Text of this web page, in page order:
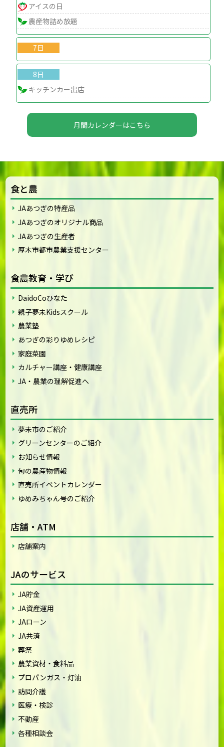
アイスの日
農産物詰め放題
7日
8日
キッチンカー出店
月間カレンダーはこちら
食と農
JAあつぎの特産品
JAあつぎのオリジナル商品
JAあつぎの生産者
厚木市都市農業支援センター
食農教育・学び
DaidoCoひなた
親子夢未Kidsスクール
農業塾
あつぎの彩りゆめレシピ
家庭菜園
カルチャー講座・健康講座
JA・農業の理解促進へ
直売所
夢未市のご紹介
グリーンセンターのご紹介
お知らせ情報
旬の農産物情報
直売所イベントカレンダー
ゆめみちゃん号のご紹介
店舗・ATM
店舗案内
JAのサービス
JA貯金
JA資産運用
JAローン
JA共済
葬祭
農業資材・食料品
プロパンガス・灯油
訪問介護
医療・検診
不動産
各種相談会